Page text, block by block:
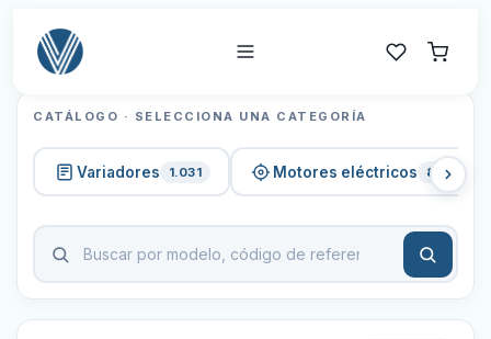
CATÁLOGO · SELECCIONA UNA CATEGORÍA
Variadores 1.031 Motores eléctricos 820